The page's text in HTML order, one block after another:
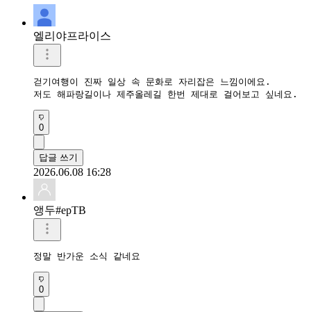
엘리야프라이스
걷기여행이 진짜 일상 속 문화로 자리잡은 느낌이에요.
저도 해파랑길이나 제주올레길 한번 제대로 걸어보고 싶네요.
0
답글 쓰기
2026.06.08 16:28
앵두#epTB
정말 반가운 소식 같네요
0